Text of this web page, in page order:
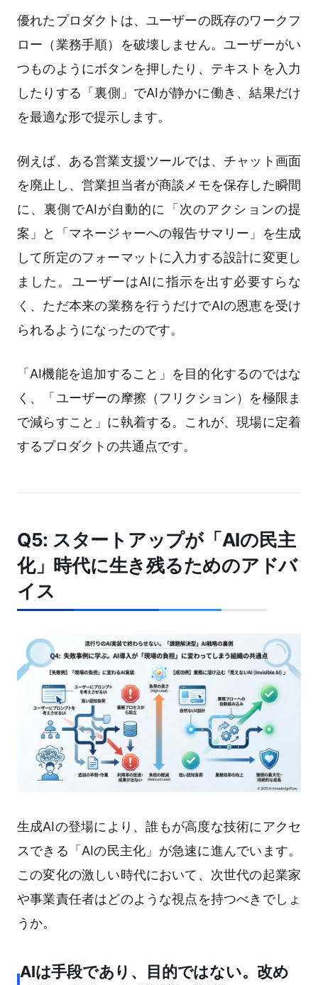
優れたプロダクトは、ユーザーの既存のワークフ
ロー（業務手順）を破壊しません。ユーザーがい
つものようにボタンを押したり、テキストを入力
したりする「裏側」でAIが静かに働き、結果だけ
を最適な形で提示します。
例えば、ある営業支援ツールでは、チャット画面
を廃止し、営業担当者が商談メモを保存した瞬間
に、裏側でAIが自動的に「次のアクションの提
案」と「マネージャーへの報告サマリー」を生成
して所定のフォーマットに入力する設計に変更し
ました。ユーザーはAIに指示を出す必要すらな
く、ただ本来の業務を行うだけでAIの恩恵を受け
られるようになったのです。
「AI機能を追加すること」を目的化するのではな
く、「ユーザーの摩擦（フリクション）を極限ま
で減らすこと」に執着する。これが、現場に定着
するプロダクトの共通点です。
Q5: スタートアップが「AIの民主
化」時代に生き残るためのアドバ
イス
生成AIの登場により、誰もが高度な技術にアクセ
スできる「AIの民主化」が急速に進んでいます。
この変化の激しい時代において、次世代の起業家
や事業責任者はどのような視点を持つべきでしょ
うか。
AIは手段であり、目的ではない。改め